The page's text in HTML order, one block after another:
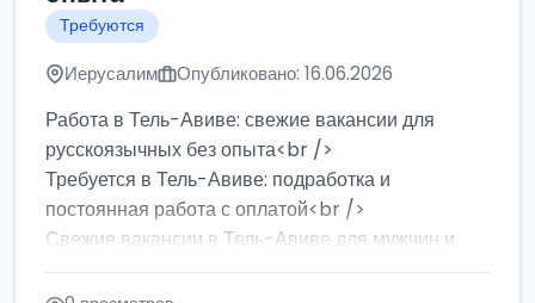
Требуются
Иерусалим Опубликовано: 16.06.2026
Работа в Тель-Авиве: свежие вакансии для
русскоязычных без опыта<br />
Требуется в Тель-Авиве: подработка и
постоянная работа с оплатой<br />
Свежие вакансии в Тель-Авиве для мужчин и
женщин от хозя...